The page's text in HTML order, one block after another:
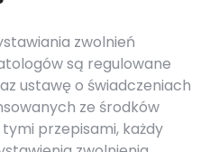
zwolnień
są regulowane
ustawę o świadczeniach
ze środków
przepisami, każdy